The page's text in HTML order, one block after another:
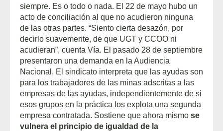
siempre. Es o todo o nada. El 22 de mayo hubo un
acto de conciliación al que no acudieron ninguna
de las otras partes. “Siento cierta desazón, por
decirlo suavemente, de que UGT y CCOO ni
acudieran”, cuenta Vía. El pasado 28 de septiembre
presentaron una demanda en la Audiencia
Nacional. El sindicato interpreta que las ayudas son
para los trabajadores de las minas adscritas a las
empresas de las ayudas, independientemente de si
esos grupos en la práctica los explota una segunda
empresa contratada. Sostiene que ahora mismo se
vulnera el principio de igualdad de la